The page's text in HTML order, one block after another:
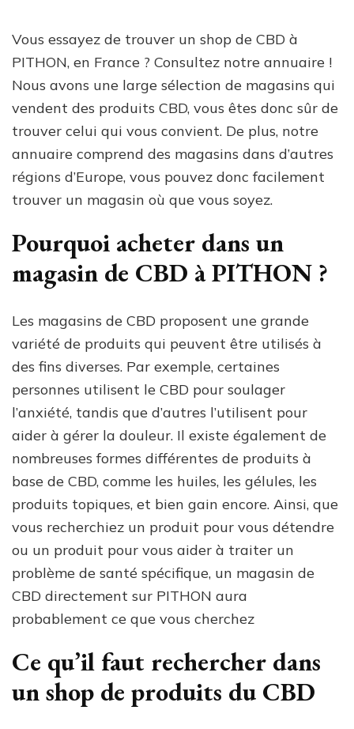
Vous essayez de trouver un shop de CBD à
PITHON, en France ? Consultez notre annuaire !
Nous avons une large sélection de magasins qui
vendent des produits CBD, vous êtes donc sûr de
trouver celui qui vous convient. De plus, notre
annuaire comprend des magasins dans d’autres
régions d’Europe, vous pouvez donc facilement
trouver un magasin où que vous soyez.
Pourquoi acheter dans un
magasin de CBD à PITHON ?
Les magasins de CBD proposent une grande
variété de produits qui peuvent être utilisés à
des fins diverses. Par exemple, certaines
personnes utilisent le CBD pour soulager
l’anxiété, tandis que d’autres l’utilisent pour
aider à gérer la douleur. Il existe également de
nombreuses formes différentes de produits à
base de CBD, comme les huiles, les gélules, les
produits topiques, et bien gain encore. Ainsi, que
vous recherchiez un produit pour vous détendre
ou un produit pour vous aider à traiter un
problème de santé spécifique, un magasin de
CBD directement sur PITHON aura
probablement ce que vous cherchez
Ce qu’il faut rechercher dans
un shop de produits du CBD